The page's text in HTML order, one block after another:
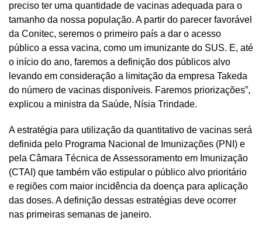
preciso ter uma quantidade de vacinas adequada para o
tamanho da nossa população. A partir do parecer favorável
da Conitec, seremos o primeiro país a dar o acesso
público a essa vacina, como um imunizante do SUS. E, até
o início do ano, faremos a definição dos públicos alvo
levando em consideração a limitação da empresa Takeda
do número de vacinas disponíveis. Faremos priorizações”,
explicou a ministra da Saúde, Nísia Trindade.
A estratégia para utilização da quantitativo de vacinas será
definida pelo Programa Nacional de Imunizações (PNI) e
pela Câmara Técnica de Assessoramento em Imunização
(CTAI) que também vão estipular o público alvo prioritário
e regiões com maior incidência da doença para aplicação
das doses. A definição dessas estratégias deve ocorrer
nas primeiras semanas de janeiro.